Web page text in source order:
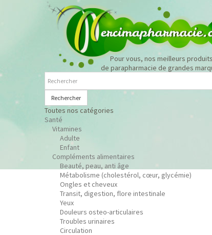
Pour vous, nos meilleurs produits
de parapharmacie de grandes
Rechercher
Toutes nos catégories
Santé
Vitamines
Adulte
Enfant
Compléments alimentaires
Beauté, peau, anti âge
Métabolisme (cholestérol, cœur, glycémie)
Ongles et cheveux
Transit, digestion, flore intestinale
Yeux
Douleurs osteo-articulaires
Troubles urinaires
Circulation